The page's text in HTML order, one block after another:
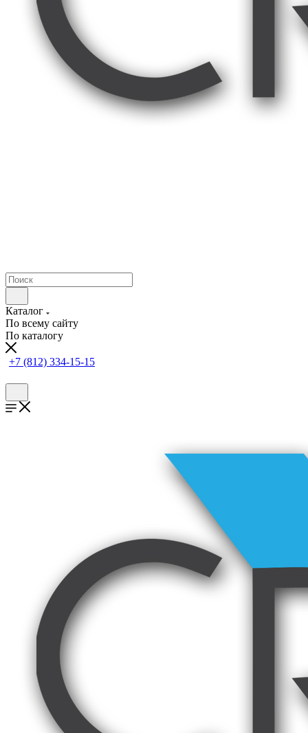
Каталог
По всему сайту
По каталогу
+7 (812) 334-15-15